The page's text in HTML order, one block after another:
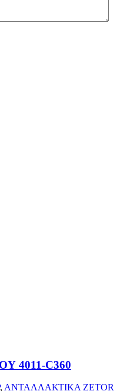
4011-C360
, ΑΝΤΑΛΛΑΚΤΙΚΑ ZETOR